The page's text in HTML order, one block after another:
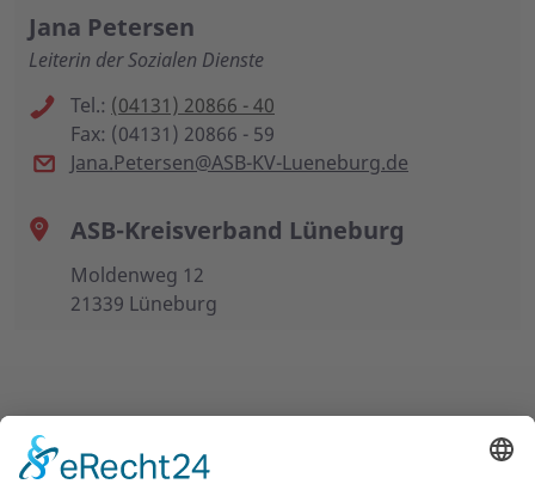
Jana Petersen
Leiterin der Sozialen Dienste
Tel.: (04131) 20866 - 40
Fax: (04131) 20866 - 59
Jana.Petersen@ASB-KV-Lueneburg.de
ASB-Kreisverband Lüneburg
Moldenweg 12
21339 Lüneburg